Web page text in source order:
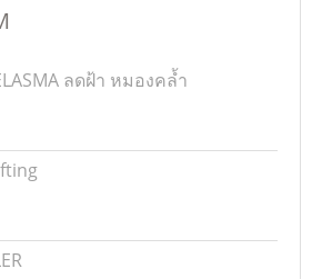
ลดฝ้า หมองคล้ำ